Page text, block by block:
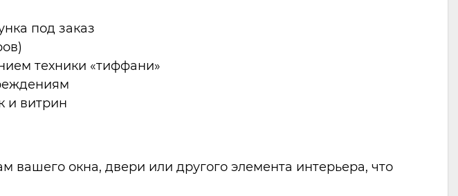
под заказ
техники «тиффани»
и витрин
вашего окна, двери или другого элемента интерьера, что